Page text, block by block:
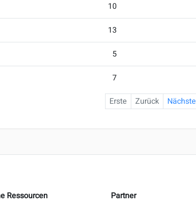
10
13
5
7
Erste Zurück Nächste
Ressourcen
Partner